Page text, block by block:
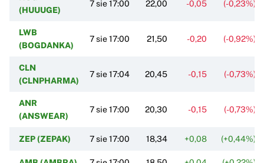
(HUUUGE)
7 sie 17:00 22,00 -0,05 (-0,23%)
LWB
(BOGDANKA)
7 sie 17:00 21,50 -0,20 (-0,92%)
CLN
(CLNPHARMA)
7 sie 17:04 20,45 -0,15 (-0,73%)
ANR
(ANSWEAR)
7 sie 17:00 20,30 -0,15 (-0,73%)
ZEP (ZEPAK) 7 sie 17:00 18,34 +0,08 (+0,44%)